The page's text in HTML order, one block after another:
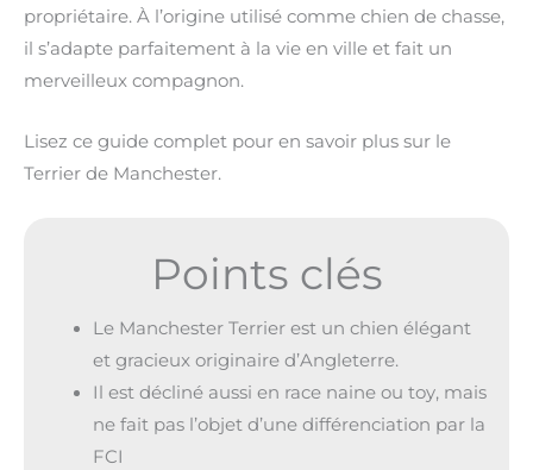
propriétaire. À l’origine utilisé comme chien de chasse,
il s’adapte parfaitement à la vie en ville et fait un
merveilleux compagnon.
Lisez ce guide complet pour en savoir plus sur le
Terrier de Manchester.
Points clés
Le Manchester Terrier est un chien élégant
et gracieux originaire d’Angleterre.
Il est décliné aussi en race naine ou toy, mais
ne fait pas l’objet d’une différenciation par la
FCI